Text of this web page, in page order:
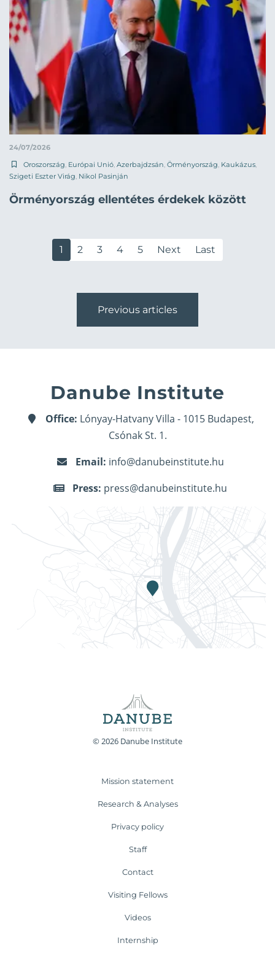
24/07/2026
Oroszország, Európai Unió, Azerbajdzsán, Örményország, Kaukázus,
Szigeti Eszter Virág, Nikol Pasinján
Örményország ellentétes érdekek között
1 2 3 4 5 Next Last
Previous articles
Danube Institute
Office: Lónyay-Hatvany Villa - 1015 Budapest,
Csónak St. 1.
Email: info@danubeinstitute.hu
Press: press@danubeinstitute.hu
© 2026 Danube Institute
Mission statement
Research & Analyses
Privacy policy
Staff
Contact
Visiting Fellows
Videos
Internship